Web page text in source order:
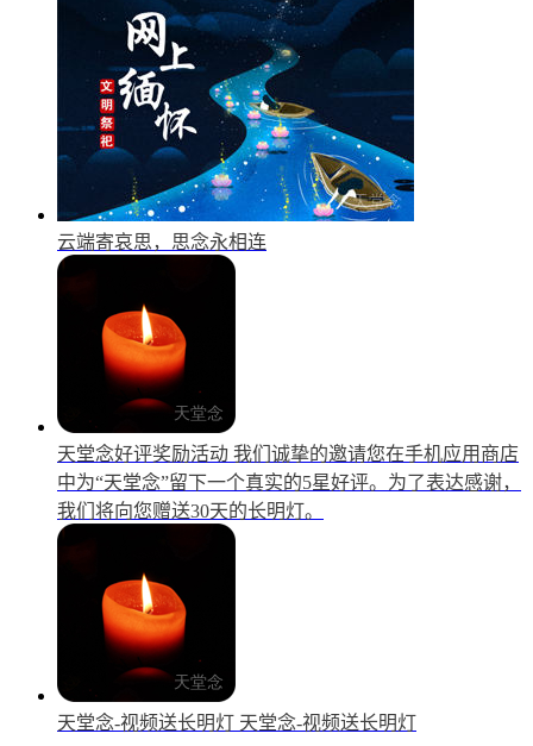
云端寄哀思，思念永相连
天堂念好评奖励活动 我们诚挚的邀请您在手机应用商店
中为“天堂念”留下一个真实的5星好评。为了表达感谢，
我们将向您赠送30天的长明灯。
天堂念-视频送长明灯 天堂念-视频送长明灯